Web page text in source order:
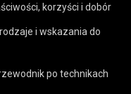
korzyści i dobór
i wskazania do
po technikach